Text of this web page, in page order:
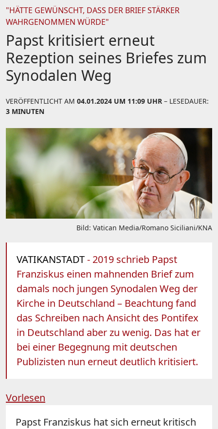
"HÄTTE GEWÜNSCHT, DASS DER BRIEF STÄRKER
WAHRGENOMMEN WÜRDE"
Papst kritisiert erneut
Rezeption seines Briefes zum
Synodalen Weg
VERÖFFENTLICHT AM 04.01.2024 UM 11:09 UHR – LESEDAUER:
3 MINUTEN
Bild: Vatican Media/Romano Siciliani/KNA
VATIKANSTADT- 2019 schrieb Papst
Franziskus einen mahnenden Brief zum
damals noch jungen Synodalen Weg der
Kirche in Deutschland – Beachtung fand
das Schreiben nach Ansicht des Pontifex
in Deutschland aber zu wenig. Das hat er
bei einer Begegnung mit deutschen
Publizisten nun erneut deutlich kritisiert.
Vorlesen
Papst Franziskus hat sich erneut kritisch